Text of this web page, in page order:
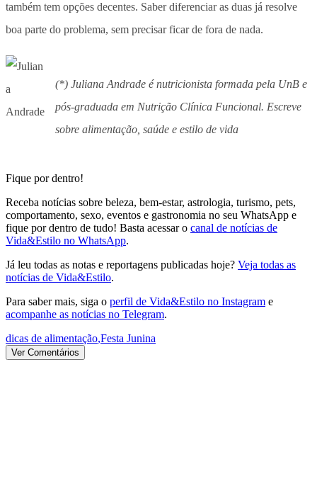
também tem opções decentes. Saber diferenciar as duas já resolve
boa parte do problema, sem precisar ficar de fora de nada.
(*) Juliana Andrade é nutricionista formada pela UnB e
pós-graduada em Nutrição Clínica Funcional. Escreve
sobre alimentação, saúde e estilo de vida
Fique por dentro!
Receba notícias sobre beleza, bem-estar, astrologia, turismo, pets,
comportamento, sexo, eventos e gastronomia no seu WhatsApp e
fique por dentro de tudo! Basta acessar o canal de notícias de
Vida&Estilo no WhatsApp.
Já leu todas as notas e reportagens publicadas hoje? Veja todas as
notícias de Vida&Estilo.
Para saber mais, siga o perfil de Vida&Estilo no Instagram e
acompanhe as notícias no Telegram.
dicas de alimentação,Festa Junina
Ver Comentários